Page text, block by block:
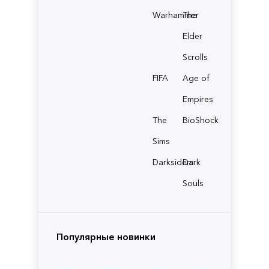
Warhammer
The
Elder
Scrolls
FIFA
Age of
Empires
The
Sims
BioShock
Darksiders
Dark
Souls
Популярные новинки